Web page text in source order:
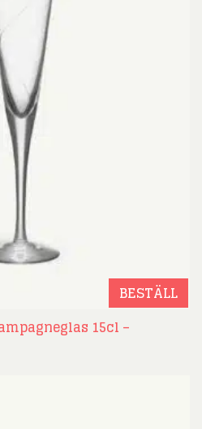
BESTÄLL
15cl –